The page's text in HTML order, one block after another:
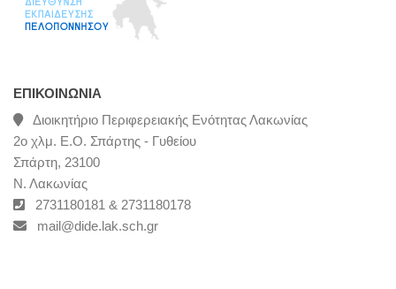
ΕΠΙΚΟΙΝΩΝΊΑ
Διοικητήριο Περιφερειακής Ενότητας Λακωνίας
2ο χλμ. Ε.Ο. Σπάρτης - Γυθείου
Σπάρτη, 23100
Ν. Λακωνίας
2731180181 & 2731180178
mail@dide.lak.sch.gr